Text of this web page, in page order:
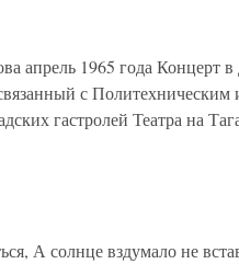
апрель 1965 года Концерт
с Политехническим
гастролей Театра на
А солнце вздумало не